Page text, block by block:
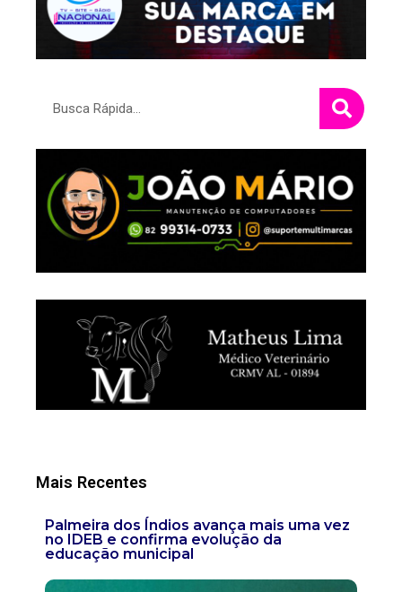
Mais Recentes
Palmeira dos Índios avança mais uma vez
no IDEB e confirma evolução da
educação municipal